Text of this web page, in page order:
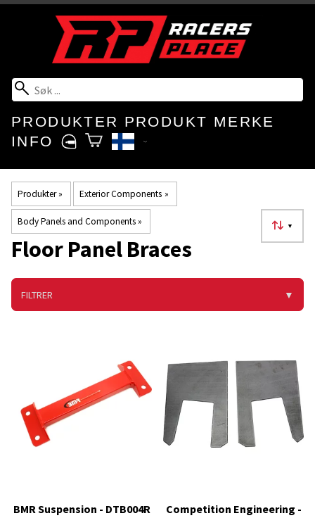
PRODUKTER PRODUKT MERKE
INFO
Produkter‪» Exterior Components ‪»
Body Panels and Components‪» ▼
Floor Panel Braces
FILTRER ▼
BMR Suspension - DTB004R
Competition Engineering -